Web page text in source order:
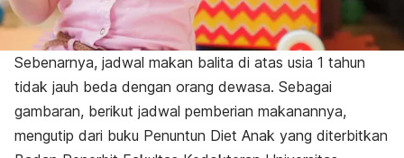
Sebenarnya, jadwal makan balita di atas usia 1 tahun
tidak jauh beda dengan orang dewasa. Sebagai
gambaran, berikut jadwal pemberian makanannya,
mengutip dari buku Penuntun Diet Anak yang diterbitkan